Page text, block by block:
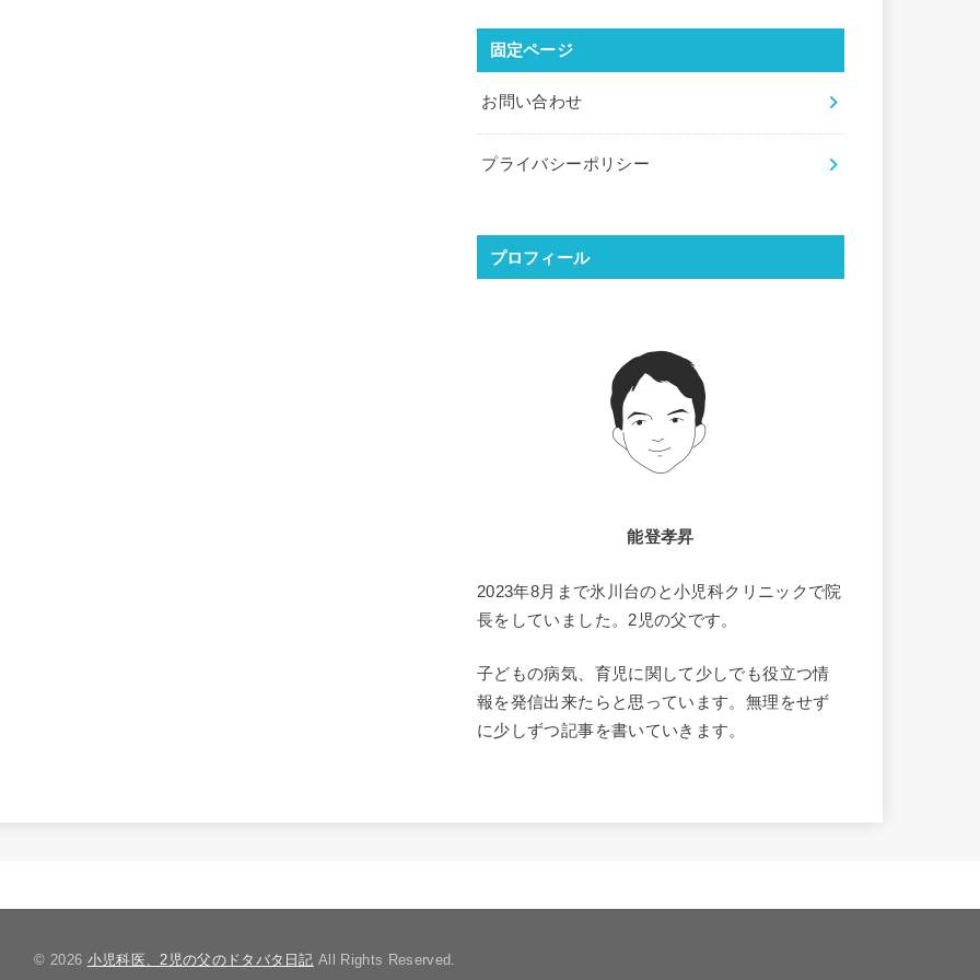
固定ページ
お問い合わせ
プライバシーポリシー
プロフィール
能登孝昇
2023年8月まで氷川台のと小児科クリニックで院
長をしていました。2児の父です。
子どもの病気、育児に関して少しでも役立つ情
報を発信出来たらと思っています。無理をせず
に少しずつ記事を書いていきます。
© 2026 小児科医、2児の父のドタバタ日記 All Rights Reserved.